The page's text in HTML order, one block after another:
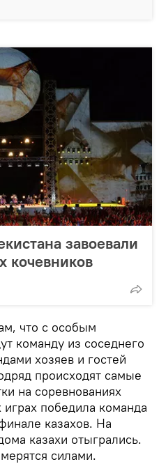
завоевали
кочевников
что с особым
команду из соседнего
хозяев и гостей
происходят самые
на соревнованиях
победила команда
казахов. На
казахи отыгрались.
силами.